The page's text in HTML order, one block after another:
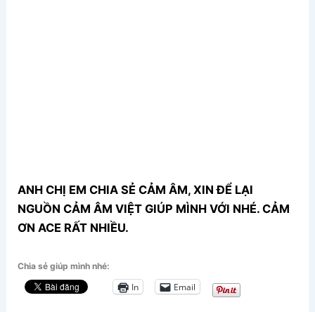
ANH CHỊ EM CHIA SẺ CẢM ÂM, XIN ĐỂ LẠI
NGUỒN CẢM ÂM VIỆT GIÚP MÌNH VỚI NHÉ. CẢM
ƠN ACE RẤT NHIỀU.
Chia sẻ giúp mình nhé:
In Email